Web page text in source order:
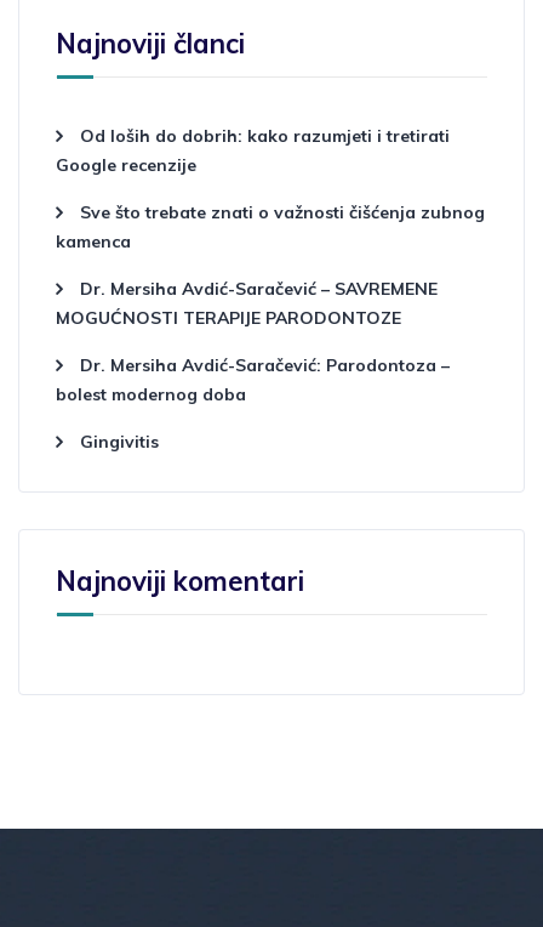
Najnoviji članci
Od loših do dobrih: kako razumjeti i tretirati
Google recenzije
Sve što trebate znati o važnosti čišćenja zubnog
kamenca
Dr. Mersiha Avdić-Saračević – SAVREMENE
MOGUĆNOSTI TERAPIJE PARODONTOZE
Dr. Mersiha Avdić-Saračević: Parodontoza –
bolest modernog doba
Gingivitis
Najnoviji komentari